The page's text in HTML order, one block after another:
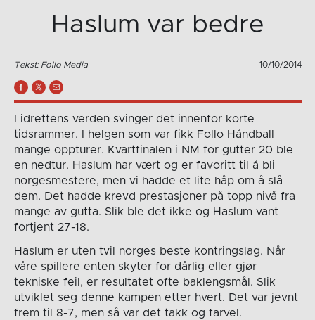
Haslum var bedre
Tekst: Follo Media 10/10/2014
I idrettens verden svinger det innenfor korte
tidsrammer. I helgen som var fikk Follo Håndball
mange oppturer. Kvartfinalen i NM for gutter 20 ble
en nedtur. Haslum har vært og er favoritt til å bli
norgesmestere, men vi hadde et lite håp om å slå
dem. Det hadde krevd prestasjoner på topp nivå fra
mange av gutta. Slik ble det ikke og Haslum vant
fortjent 27-18.
Haslum er uten tvil norges beste kontringslag. Når
våre spillere enten skyter for dårlig eller gjør
tekniske feil, er resultatet ofte baklengsmål. Slik
utviklet seg denne kampen etter hvert. Det var jevnt
frem til 8-7, men så var det takk og farvel.